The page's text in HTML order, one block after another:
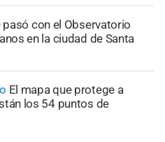
pasó con el Observatorio
en la ciudad de Santa
El mapa que protege a
los 54 puntos de